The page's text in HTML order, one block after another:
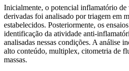
Inicialmente, o potencial inflamatório de
derivadas foi analisado por triagem em
estabelecidos. Posteriormente, os
identificação da atividade anti-
analisadas nessas condições. A análise
alto conteúdo, multiplex, citometria de
massas.